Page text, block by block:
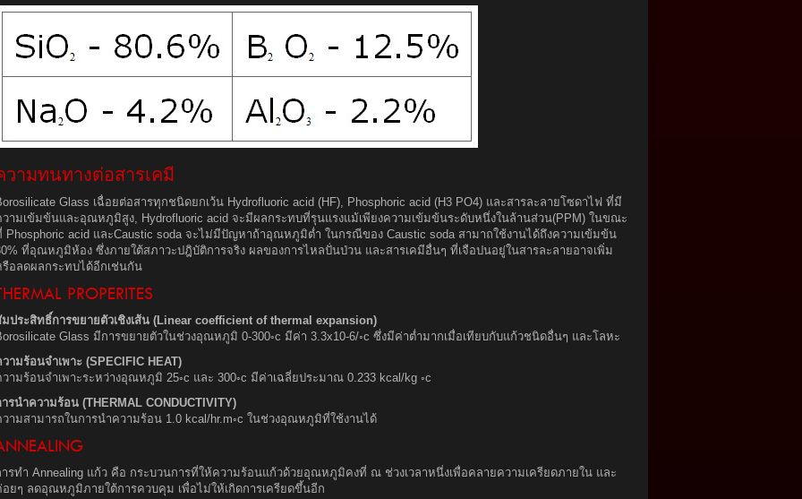
วามทนทางต่อสารเคมี
Glass เฉื่อยต่อสารทุกชนิดยกเว้น Hydrofluoric acid (HF), Phosphoric acid (H3 PO4) และสารละลายโซดาไฟ ที่มี
ามเข้มข้นและอุณหภูมิสูง, Hydrofluoric acid จะมีผลกระทบที่รุนแรงแม้เพียงความเข้มข้นระดับหนึ่งในล้านส่วน(PPM) ในขณะ
Phosphoric acid และCaustic soda จะไม่มีปัญหาถ้าอุณหภูมิต่ำ ในกรณีของ Caustic soda สามาถใช้งานได้ถึงความเข้มข้น
ที่อุณหภูมิห้อง ซึ่งภายใต้สภาวะปฎิบัติการจริง ผลของการไหลปั่นป่วน และสารเคมีอื่นๆ ที่เจือปนอยู่ในสารละลายอาจเพิ่ม
อลดผลกระทบได้อีกเช่นกัน
PROPERITES
ประสิทธิ์การขยายตัวเชิงเส้น (Linear coefficient of thermal expansion)
Glass มีการขยายตัวในช่วงอุณหภูมิ 0-300◦c มีค่า 3.3x10-6/◦c ซึ่งมีค่าต่ำมากเมื่อเทียบกับแก้วชนิดอื่นๆ และโลหะ
ามร้อนจำเพาะ (SPECIFIC HEAT)
ามร้อนจำเพาะระหว่างอุณหภูมิ 25◦c และ 300◦c มีค่าเฉลี่ยประมาณ 0.233 kcal/kg ◦c
รนำความร้อน (THERMAL CONDUCTIVITY)
ามสามารถในการนำความร้อน 1.0 kcal/hr.m◦c ในช่วงอุณหภูมิที่ใช้งานได้
รทำ Annealing แก้ว คือ กระบวนการที่ให้ความร้อนแก้วด้วยอุณหภูมิคงที่ ณ ช่วงเวลาหนึ่งเพื่อคลายความเครียดภายใน และ
ยๆ ลดอุณหภูมิภายใต้การควบคุม เพื่อไม่ให้เกิดการเครียดขึ้นอีก